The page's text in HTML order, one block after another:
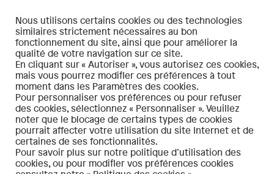
Mentions légales
Contact
© 2021 – bassinminier-patrimoinemondial.org Tous droits réservés. – Réalisé
parLINÉAL
Politique de confidentialité
Nous utilisons certains cookies ou des technologies
similaires strictement nécessaires au bon
fonctionnement du site, ainsi que pour améliorer la
qualité de votre navigation sur ce site.
En cliquant sur « Autoriser », vous autorisez ces cookies,
mais vous pourrez modifier ces préférences à tout
moment dans les Paramètres des cookies.
Pour personnaliser vos préférences ou pour refuser
des cookies, sélectionnez « Personnaliser ». Veuillez
noter que le blocage de certains types de cookies
pourrait affecter votre utilisation du site Internet et de
certaines de ses fonctionnalités.
Pour savoir plus sur notre politique d’utilisation des
cookies, ou pour modifier vos préférences cookies